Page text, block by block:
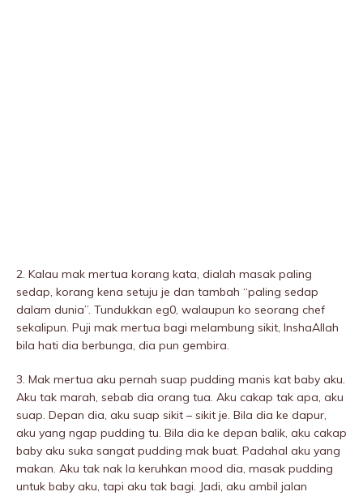
2. Kalau mak mertua korang kata, dialah masak paling
sedap, korang kena setuju je dan tambah “paling sedap
dalam dunia”. Tundukkan eg0, walaupun ko seorang chef
sekalipun. Puji mak mertua bagi meIambung sikit, InshaAllah
bila hati dia berbunga, dia pun gembira.
3. Mak mertua aku pernah suap pudding manis kat baby aku.
Aku tak marah, sebab dia orang tua. Aku cakap tak apa, aku
suap. Depan dia, aku suap sikit – sikit je. Bila dia ke dapur,
aku yang ngap pudding tu. Bila dia ke depan balik, aku cakap
baby aku suka sangat pudding mak buat. Padahal aku yang
makan. Aku tak nak la keruhkan mood dia, masak pudding
untuk baby aku, tapi aku tak bagi. Jadi, aku ambil jalan